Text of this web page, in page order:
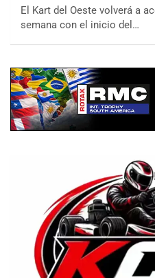
El Kart del Oeste volverá a
semana con el inicio del…